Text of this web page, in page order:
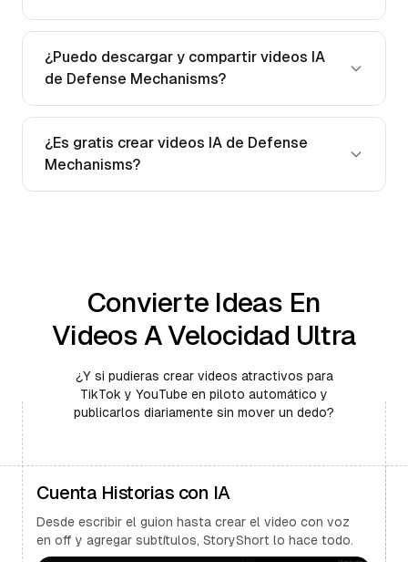
¿Puedo descargar y compartir videos IA
de Defense Mechanisms?
¿Es gratis crear videos IA de Defense
Mechanisms?
Convierte Ideas En
Videos A Velocidad Ultra
¿Y si pudieras crear videos atractivos para
TikTok y YouTube en piloto automático y
publicarlos diariamente sin mover un dedo?
Cuenta Historias con IA
Desde escribir el guion hasta crear el video con voz
en off y agregar subtítulos, StoryShort lo hace todo.